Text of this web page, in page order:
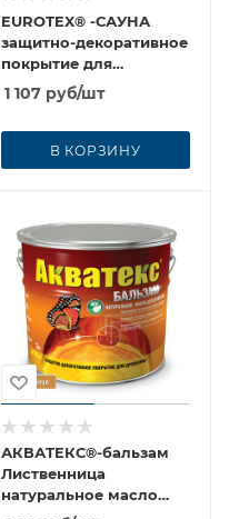
EUROTEX® -САУНА
защитно-декоративное
покрытие для
древесины 2,5 кг
1 107руб/шт
В КОРЗИНУ
АКВАТЕКС®-бальзам
Лиственница
натуральное масло